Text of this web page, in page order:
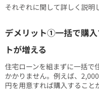
それぞれに関して詳しく説明
デメリット①一括で購
トが増える
住宅ローンを組まずに一括で
かかりません。例えば、
円を用意すれば購入すること